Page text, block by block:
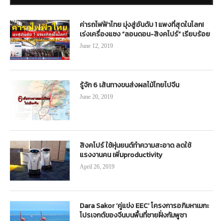
ค่ารถไฟฟ้าไทย มุ่งสู่อันดับ 1 แพงที่สุดในโลก!
เร่งเครื่องแซง “ลอนดอน-สิงคโปร์” เรียบร้อย
June 12, 2019
รู้จัก 6 เส้นทางขนส่งผลไม้ไทยไปจีน
June 20, 2019
สิงคโปร์ ใช้หุ่นยนต์ทำความสะอาด ลดใช้
แรงงานคน เพิ่มproductivity
April 26, 2019
Dara Sakor ‘คู่แข่ง EEC’ โครงการอภิมหาเมกะ
โปรเจกต์ของจีนบนพื้นที่ชายฝั่งกัมพูชา